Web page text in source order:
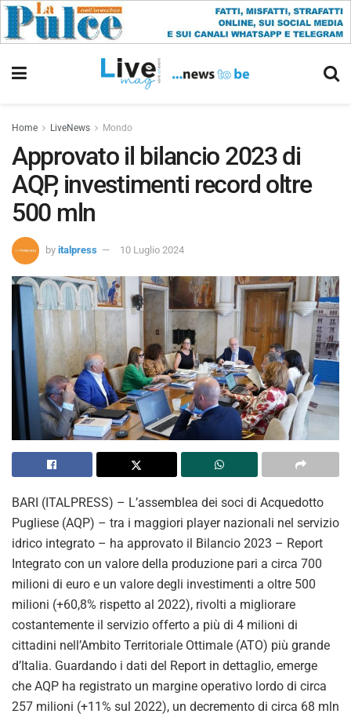
Home LiveNews Mondo
Approvato il bilancio 2023 di
AQP, investimenti record oltre
500 mln
by italpress 10 Luglio 2024
BARI (ITALPRESS) – L’assemblea dei soci di Acquedotto
Pugliese (AQP) – tra i maggiori player nazionali nel servizio
idrico integrato – ha approvato il Bilancio 2023 – Report
Integrato con un valore della produzione pari a circa 700
milioni di euro e un valore degli investimenti a oltre 500
milioni (+60,8% rispetto al 2022), rivolti a migliorare
costantemente il servizio offerto a più di 4 milioni di
cittadini nell’Ambito Territoriale Ottimale (ATO) più grande
d’Italia. Guardando i dati del Report in dettaglio, emerge
che AQP ha registrato un margine operativo lordo di circa
257 milioni (+11% sul 2022), un decremento di circa 68 mln